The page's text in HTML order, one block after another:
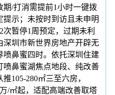
/打消需提前1小时一键拨
示；未按时到访且未申明
暂停1周预定，过期未利
深圳市新世界房地产开辟无
喷鼻蜜四时。依托深圳住建
喷鼻蜜湖焦点地段、纯改善
105-280㎡三至六房，
/㎡起，适配高端改善取塔